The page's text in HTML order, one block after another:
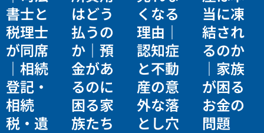
書士と
税理士
が同席
｜相続
登記・
相続
税・遺
はどう
払うの
か｜預
金があ
るのに
困る家
族たち
くなる
理由｜
認知症
と不動
産の意
外な落
とし穴
当に凍
結され
るのか
｜家族
が困る
お金の
問題